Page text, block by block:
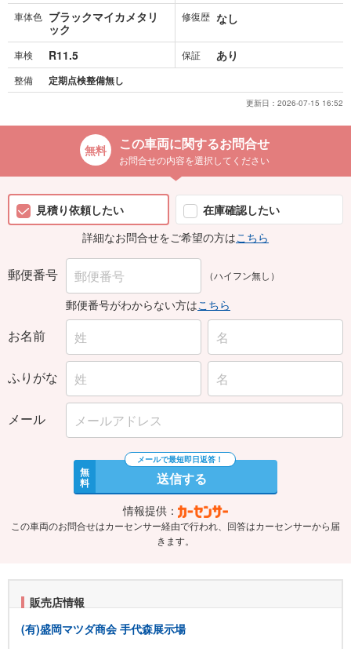
車体色 ブラックマイカメタリ
ック
修復歴 なし
車検 R11.5 保証 あり
整備 定期点検整備無し
更新日： 2026-07-15 16:52
この車両に関するお問合せ
お問合せの内容を選択してください
見積り依頼したい
在庫確認したい
詳細なお問合せをご希望の方はこちら
郵便番号 （ハイフン無し）
郵便番号がわからない方はこちら
お名前
ふりがな
メール
無
料 送信する
情報提供：
この車両のお問合せはカーセンサー経由で行われ、回答はカーセンサーから届
きます。
販売店情報
(有)盛岡マツダ商会 手代森展示場